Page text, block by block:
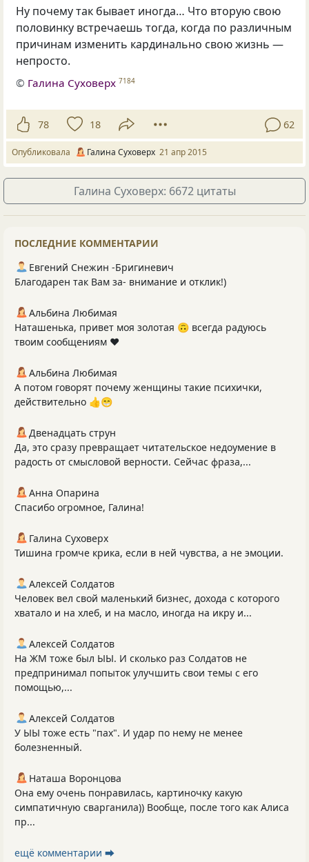
Ну почему так бывает иногда… Что вторую свою
половинку встречаешь тогда, когда по различным
причинам изменить кардинально свою жизнь —
непросто.
© Галина Суховерх 7184
78 18 62
Опубликовала Галина Суховерх 21 апр 2015
Галина Суховерх: 6672 цитаты
ПОСЛЕДНИЕ КОММЕНТАРИИ
Евгений Снежин -Бригиневич
Благодарен так Вам за- внимание и отклик!)
Альбина Любимая
Наташенька, привет моя золотая 🙃 всегда радуюсь
твоим сообщениям ❤️
Альбина Любимая
А потом говорят почему женщины такие психички,
действительно 👍😁
Двенадцать струн
Да, это сразу превращает читательское недоумение в
радость от смысловой верности. Сейчас фраза,...
Анна Опарина
Спасибо огромное, Галина!
Галина Суховерх
Тишина громче крика, если в ней чувства, а не эмоции.
Алексей Солдатов
Человек вел свой маленький бизнес, дохода с которого
хватало и на хлеб, и на масло, иногда на икру и...
Алексей Солдатов
На ЖМ тоже был ЫЫ. И сколько раз Солдатов не
предпринимал попыток улучшить свои темы с его
помощью,...
Алексей Солдатов
У ЫЫ тоже есть "пах". И удар по нему не менее
болезненный.
Наташа Воронцова
Она ему очень понравилась, картиночку какую
симпатичную сварганила)) Вообще, после того как Алиса
пр...
ещё комментарии ⮕